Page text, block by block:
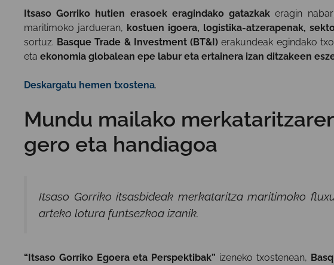
Itsaso Gorriko hutien erasoek eragindako gatazkak eragin
maritimoko jardueran, kostuen igoera, logistika-atzerapenak,
sortuz. Basque Trade & Investment (BT&I) erakundeak egindako
eta ekonomia globalean epe labur eta ertainera izan ditzakeen
Deskargatu hemen txostena.
Mundu mailako
gero eta handiagoa
Itsaso Gorriko itsasbideak merkataritza maritimoko
arteko lotura funtsezkoa izanik.
“Itsaso Gorriko Egoera eta Perspektibak” izeneko txostenean,